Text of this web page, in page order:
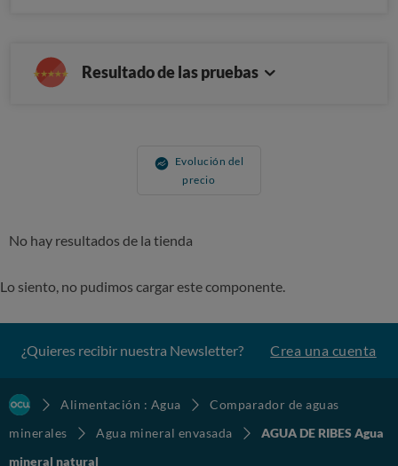
Resultado de las pruebas
Evolución del
precio
No hay resultados de la tienda
Lo siento, no pudimos cargar este componente.
¿Quieres recibir nuestra Newsletter? Crea una cuenta
Alimentación : Agua
Comparador de aguas
minerales
Agua mineral envasada
AGUA DE RIBES Agua
mineral natural